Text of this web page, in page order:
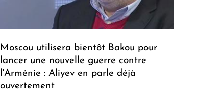
Moscou utilisera bientôt Bakou pour
lancer une nouvelle guerre contre
l'Arménie : Aliyev en parle déjà
ouvertement